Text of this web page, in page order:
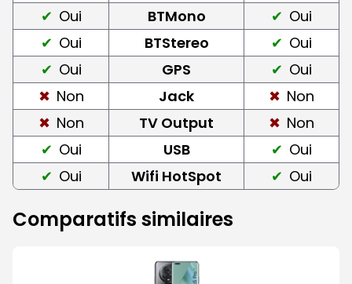
Oui
BTMono
Oui
Oui
BTStereo
Oui
Oui
GPS
Oui
Non
Jack
Non
Non
TV Output
Non
Oui
USB
Oui
Oui
Wifi HotSpot Oui
Comparatifs similaires